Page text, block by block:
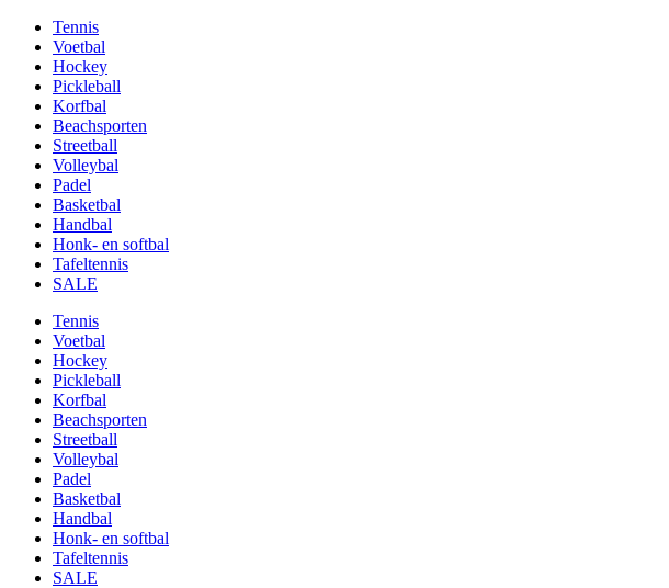
Tennis
Voetbal
Hockey
Pickleball
Korfbal
Beachsporten
Streetball
Volleybal
Padel
Basketbal
Handbal
Honk- en softbal
Tafeltennis
SALE
Tennis
Voetbal
Hockey
Pickleball
Korfbal
Beachsporten
Streetball
Volleybal
Padel
Basketbal
Handbal
Honk- en softbal
Tafeltennis
SALE